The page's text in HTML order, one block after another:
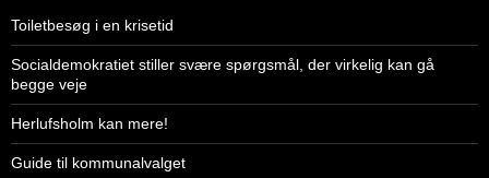
Toiletbesøg i en krisetid
Socialdemokratiet stiller svære spørgsmål, der virkelig kan gå
begge veje
Herlufsholm kan mere!
Guide til kommunalvalget